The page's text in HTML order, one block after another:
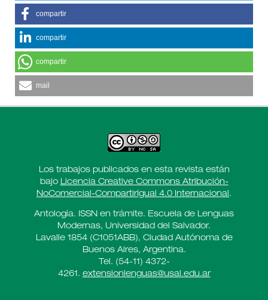
compartir
compartir
compartir
mail
Los trabajos publicados en esta revista están
bajo Licencia Creative Commons Atribución-
NoComercial-CompartirIgual 4.0 Internacional .
Antología. ISSN en trámite. Escuela de Lenguas
Modernas, Universidad del Salvador.
Lavalle 1854 (C1051ABB), Ciudad Autónoma de
Buenos Aires, Argentina.
Tel. (54-11) 4372-
4261. extensionlenguas@usal.edu.ar